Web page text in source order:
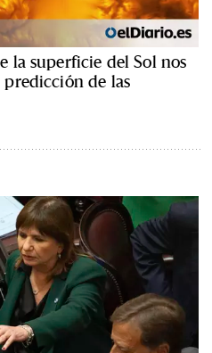
la superficie del Sol nos
de las